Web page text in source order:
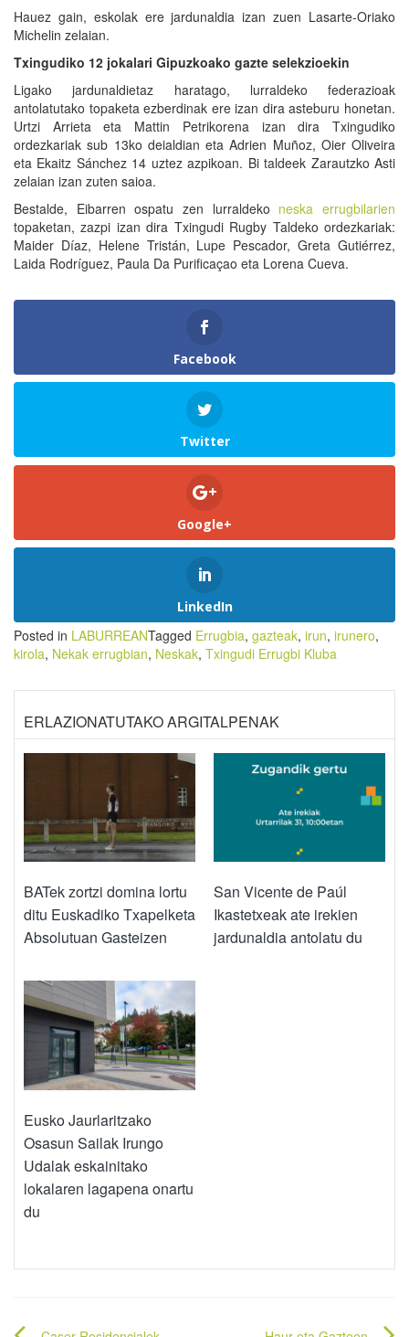
Hauez gain, eskolak ere jardunaldia izan zuen Lasarte-Oriako
Michelin zelaian.
Txingudiko 12 jokalari Gipuzkoako gazte selekzioekin
Ligako jardunaldietaz haratago, lurraldeko federazioak
antolatutako topaketa ezberdinak ere izan dira asteburu honetan.
Urtzi Arrieta eta Mattin Petrikorena izan dira Txingudiko
ordezkariak sub 13ko deialdian eta Adrien Muñoz, Oier Oliveira
eta Ekaitz Sánchez 14 uztez azpikoan. Bi taldeek Zarautzko Asti
zelaian izan zuten saioa.
Bestalde, Eibarren ospatu zen lurraldeko neska errugbilarien
topaketan, zazpi izan dira Txingudi Rugby Taldeko ordezkariak:
Maider Díaz, Helene Tristán, Lupe Pescador, Greta Gutiérrez,
Laida Rodríguez, Paula Da Purificaçao eta Lorena Cueva.
Facebook
Twitter
Google+
LinkedIn
Posted in LABURREANTagged Errugbia, gazteak, irun, irunero,
kirola, Nekak errugbian, Neskak, Txingudi Errugbi Kluba
ERLAZIONATUTAKO ARGITALPENAK
BATek zortzi domina lortu
ditu Euskadiko Txapelketa
Absolutuan Gasteizen
San Vicente de Paúl
Ikastetxeak ate irekien
jardunaldia antolatu du
Eusko Jaurlaritzako
Osasun Sailak Irungo
Udalak eskainitako
lokalaren lagapena onartu
du